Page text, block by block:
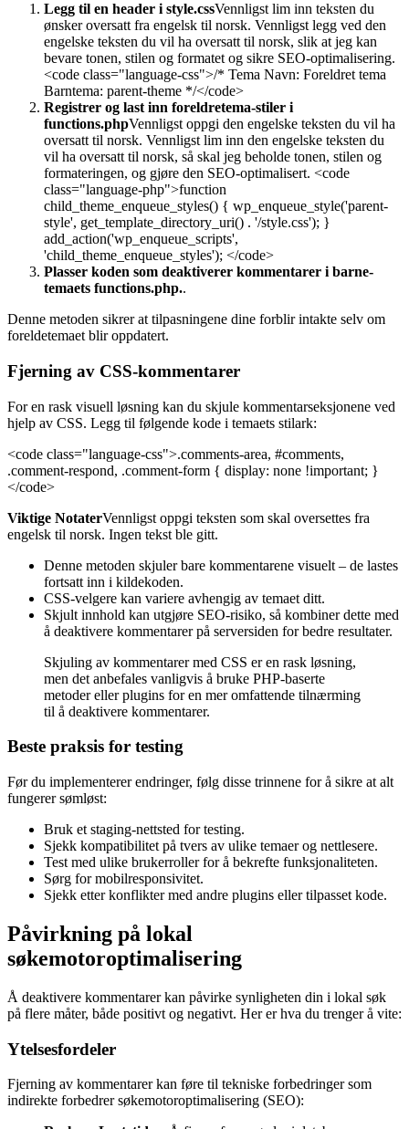
Legg til en header i style.cssVennligst lim inn teksten du
ønsker oversatt fra engelsk til norsk. Vennligst legg ved den
engelske teksten du vil ha oversatt til norsk, slik at jeg kan
bevare tonen, stilen og formatet og sikre SEO-optimalisering.
<code class="language-css">/* Tema Navn: Foreldret tema
Barntema: parent-theme */</code>
Registrer og last inn foreldretema-stiler i
functions.phpVennligst oppgi den engelske teksten du vil ha
oversatt til norsk. Vennligst lim inn den engelske teksten du
vil ha oversatt til norsk, så skal jeg beholde tonen, stilen og
formateringen, og gjøre den SEO-optimalisert. <code
class="language-php">function
child_theme_enqueue_styles() { wp_enqueue_style('parent-
style', get_template_directory_uri() . '/style.css'); }
add_action('wp_enqueue_scripts',
'child_theme_enqueue_styles'); </code>
Plasser koden som deaktiverer kommentarer i barne-
temaets functions.php..
Denne metoden sikrer at tilpasningene dine forblir intakte selv om
foreldetemaet blir oppdatert.
Fjerning av CSS-kommentarer
For en rask visuell løsning kan du skjule kommentarseksjonene ved
hjelp av CSS. Legg til følgende kode i temaets stilark:
<code class="language-css">.comments-area, #comments,
.comment-respond, .comment-form { display: none !important; }
</code>
Viktige NotaterVennligst oppgi teksten som skal oversettes fra
engelsk til norsk. Ingen tekst ble gitt.
Denne metoden skjuler bare kommentarene visuelt – de lastes
fortsatt inn i kildekoden.
CSS-velgere kan variere avhengig av temaet ditt.
Skjult innhold kan utgjøre SEO-risiko, så kombiner dette med
å deaktivere kommentarer på serversiden for bedre resultater.
Skjuling av kommentarer med CSS er en rask løsning,
men det anbefales vanligvis å bruke PHP-baserte
metoder eller plugins for en mer omfattende tilnærming
til å deaktivere kommentarer.
Beste praksis for testing
Før du implementerer endringer, følg disse trinnene for å sikre at alt
fungerer sømløst:
Bruk et staging-nettsted for testing.
Sjekk kompatibilitet på tvers av ulike temaer og nettlesere.
Test med ulike brukerroller for å bekrefte funksjonaliteten.
Sørg for mobilresponsivitet.
Sjekk etter konflikter med andre plugins eller tilpasset kode.
Påvirkning på lokal
søkemotoroptimalisering
Å deaktivere kommentarer kan påvirke synligheten din i lokal søk
på flere måter, både positivt og negativt. Her er hva du trenger å vite:
Ytelsesfordeler
Fjerning av kommentarer kan føre til tekniske forbedringer som
indirekte forbedrer søkemotoroptimalisering (SEO):